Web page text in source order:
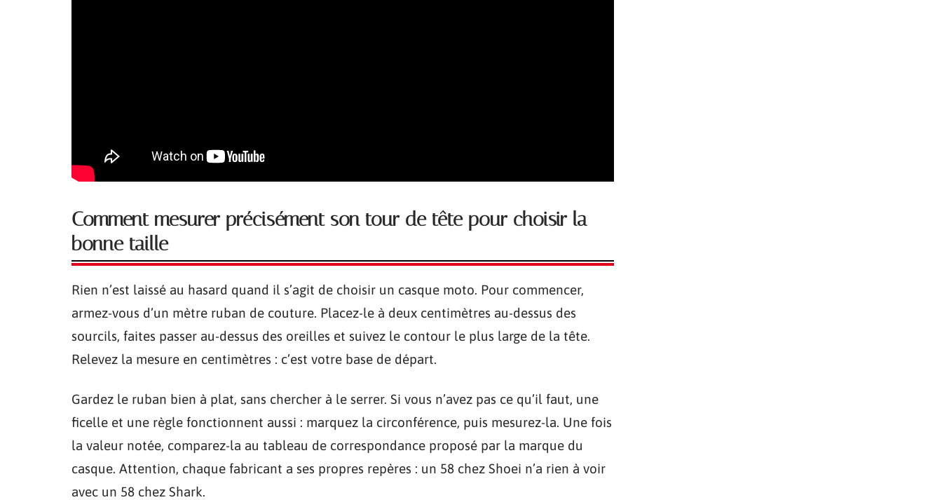
Comment mesurer précisément son tour de tête pour choisir la
bonne taille
Rien n’est laissé au hasard quand il s’agit de choisir un casque moto. Pour commencer,
armez-vous d’un mètre ruban de couture. Placez-le à deux centimètres au-dessus des
sourcils, faites passer au-dessus des oreilles et suivez le contour le plus large de la tête.
Relevez la mesure en centimètres : c’est votre base de départ.
Gardez le ruban bien à plat, sans chercher à le serrer. Si vous n’avez pas ce qu’il faut, une
ficelle et une règle fonctionnent aussi : marquez la circonférence, puis mesurez-la. Une fois
la valeur notée, comparez-la au tableau de correspondance proposé par la marque du
casque. Attention, chaque fabricant a ses propres repères : un 58 chez Shoei n’a rien à voir
avec un 58 chez Shark.